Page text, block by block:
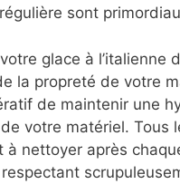
sont
glace à l’italienne
la propreté de votre
de maintenir une
votre matériel. Tous
à nettoyer après